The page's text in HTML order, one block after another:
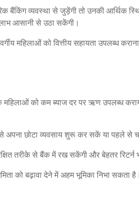
बैंकिंग व्यवस्था से जुड़ेंगी तो उनकी आर्थिक
आसानी से उठा सकेंगी।
महिलाओं को वित्तीय सहायता उपलब्ध
महिलाओं को कम ब्याज दर पर ऋण उपलब्ध
से अपना छोटा व्यवसाय शुरू कर सकें या पहले से
तरीके से बैंक में रख सकेंगी और बेहतर रिटर्न
को बढ़ावा देने में अहम भूमिका निभा सकता है।